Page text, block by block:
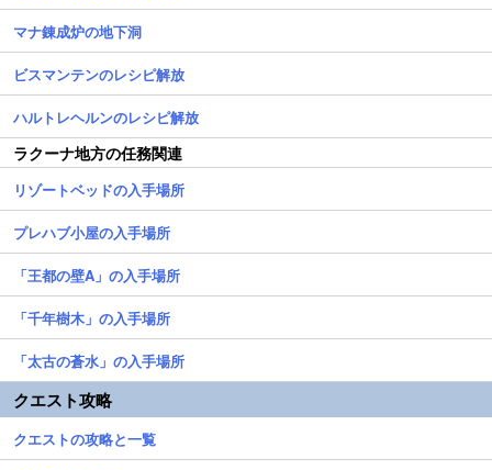
マナ錬成炉の地下洞
ビスマンテンのレシピ解放
ハルトレヘルンのレシピ解放
ラクーナ地方の任務関連
リゾートベッドの入手場所
プレハブ小屋の入手場所
「王都の壁A」の入手場所
「千年樹木」の入手場所
「太古の蒼水」の入手場所
クエスト攻略
クエストの攻略と一覧